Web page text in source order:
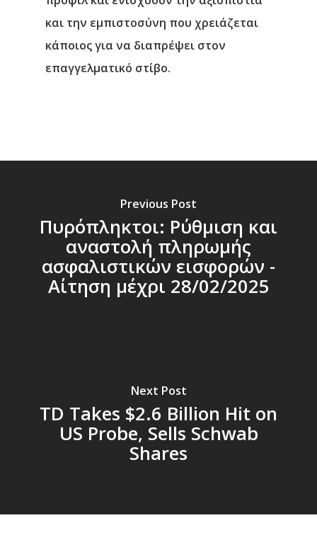
και την εμπιστοσύνη που χρειάζεται
κάποιος για να διαπρέψει στον
επαγγελματικό στίβο.
Previous Post
Πυρόπληκτοι: Ρύθμιση και
αναστολή πληρωμής
ασφαλιστικών εισφορών -
Αίτηση μέχρι 28/02/2025
Next Post
TD Takes $2.6 Billion Hit on
US Probe, Sells Schwab
Shares